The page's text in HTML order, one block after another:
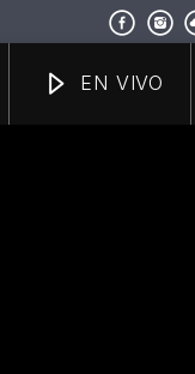
EN VIVO